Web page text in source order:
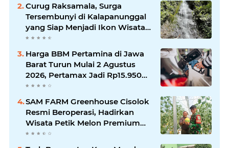
Curug Raksamala, Surga
Tersembunyi di Kalapanunggal
yang Siap Menjadi Ikon Wisata
Alam Baru Kabupaten
Harga BBM Pertamina di Jawa
Barat Turun Mulai 2 Agustus
2026, Pertamax Jadi Rp15.950
per Liter, Cek Daftar Harga
SAM FARM Greenhouse Cisolok
Resmi Beroperasi, Hadirkan
Wisata Petik Melon Premium
dan Edukasi Pertanian Modern
di Sukabumi